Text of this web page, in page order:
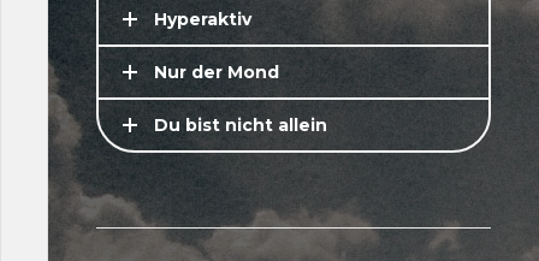
Hyperaktiv
Nur der Mond
Du bist nicht allein